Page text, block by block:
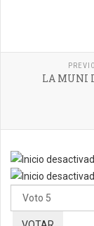
LA MUNI